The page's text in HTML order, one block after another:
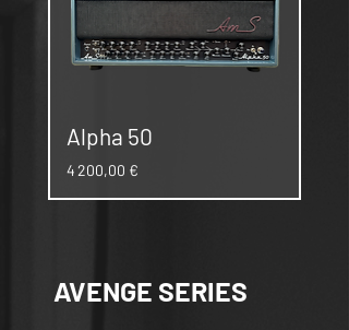
Alpha 50
Prix
4 200,00 €
AVENGE SERIES